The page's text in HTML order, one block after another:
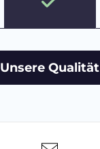
Unsere Qualität